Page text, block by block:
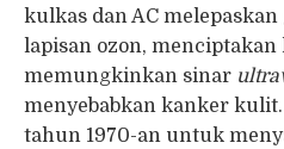
kulkas dan AC melepaskan
lapisan ozon, menciptakan
memungkinkan sinar
menyebabkan kanker
tahun 1970-an untuk